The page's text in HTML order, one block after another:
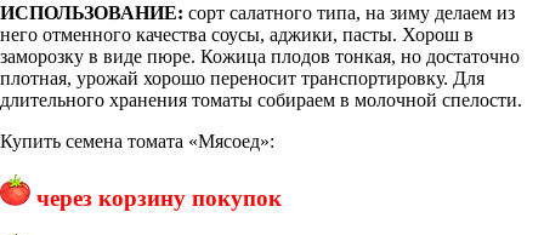
ИСПОЛЬЗОВАНИЕ: сорт салатного типа, на зиму делаем из
него отменного качества соусы, аджики, пасты. Хорош в
заморозку в виде пюре. Кожица плодов тонкая, но достаточно
плотная, урожай хорошо переносит транспортировку. Для
длительного хранения томаты собираем в молочной спелости.
Купить семена томата «Мясоед»:
через корзину покупок